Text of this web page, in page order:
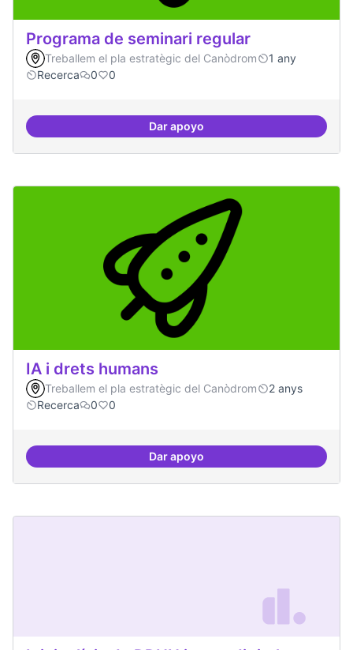
Programa de seminari regular
Treballem el pla estratègic del Canòdrom
1 any
Recerca
0 0
Dar apoyoPrograma de seminari regular
IA i drets humans
Treballem el pla estratègic del Canòdrom
2 anys
Recerca
0 0
Dar apoyoIA i drets humans